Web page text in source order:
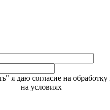
я даю согласие на
на условиях